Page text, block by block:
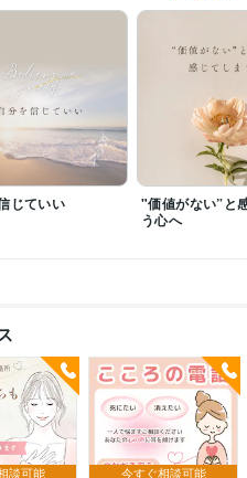
生きづらさ相談支援
静かに戻っていく時間
✿誰にも甘
も安心できる場所
言葉にならない
じていい
"価値がない”と
う心へ
談可能 今すぐ相談可能